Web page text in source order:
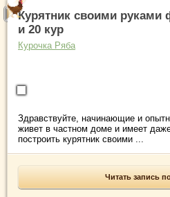
Курятник своими руками
и 20 кур
Курочка Ряба
Здравствуйте, начинающие и
живет в частном доме и имеет
построить курятник своими ...
Читать запись